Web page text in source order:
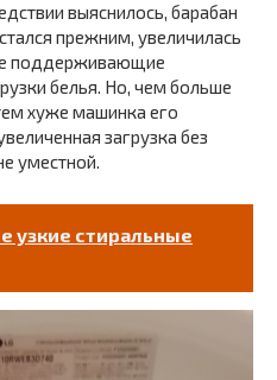
выяснилось, барабан
прежним, увеличилась
поддерживающие
белья. Но, чем больше
хуже машинка его
загрузка без
уместной.
узкие стиральные